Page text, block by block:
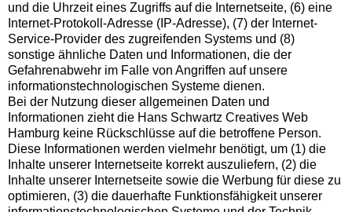
und die Uhrzeit eines Zugriffs auf die Internetseite, (6) eine
Internet-Protokoll-Adresse (IP-Adresse), (7) der Internet-
Service-Provider des zugreifenden Systems und (8)
sonstige ähnliche Daten und Informationen, die der
Gefahrenabwehr im Falle von Angriffen auf unsere
informationstechnologischen Systeme dienen.
Bei der Nutzung dieser allgemeinen Daten und
Informationen zieht die Hans Schwartz Creatives Web
Hamburg keine Rückschlüsse auf die betroffene Person.
Diese Informationen werden vielmehr benötigt, um (1) die
Inhalte unserer Internetseite korrekt auszuliefern, (2) die
Inhalte unserer Internetseite sowie die Werbung für diese zu
optimieren, (3) die dauerhafte Funktionsfähigkeit unserer